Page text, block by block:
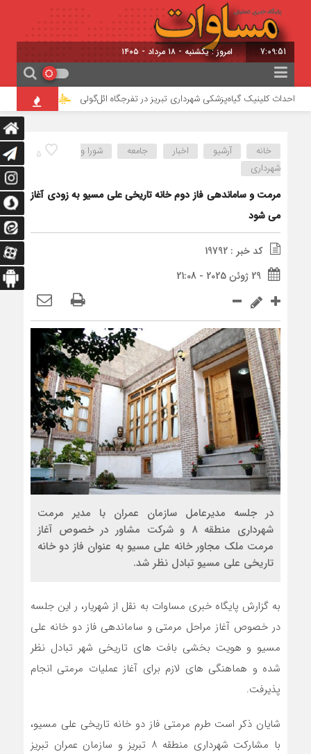
7:09:51 امروز : یکشنبه - ۱۸ مرداد - ۱۴۰۵
احداث کلینیک گیاه‌پزشکی شهرداری تبریز در تفرجگاه ائل‌گولی تأیید ربایش
5 خانه آرشیو اخبار جامعه
شورا و
شهرداری
مرمت و ساماندهی فاز دوم خانه تاریخی علی مسیو به زودی آغاز
می شود
کد خبر : 19792
29 ژوئن 2025 - 21:08
در جلسه مدیرعامل سازمان عمران با مدیر مرمت
شهرداری منطقه ۸ و شرکت مشاور در خصوص آغاز
مرمت ملک مجاور خانه علی مسیو به عنوان فاز دو خانه
تاریخی علی مسیو تبادل نظر شد.
به گزارش پایگاه خبری مساوات به نقل از شهریار، ر این جلسه
در خصوص آغاز مراحل مرمتی و ساماندهی فاز دو خانه علی
مسیو و هویت بخشی بافت های تاریخی شهر تبادل نظر
شده و هماهنگی های لازم برای آغاز عملیات مرمتی انجام
پذیرفت.
شایان ذکر است طرم مرمتی فاز دو خانه تاریخی علی مسیو،
با مشارکت شهرداری منطقه ۸ تبریز و سازمان عمران تبریز